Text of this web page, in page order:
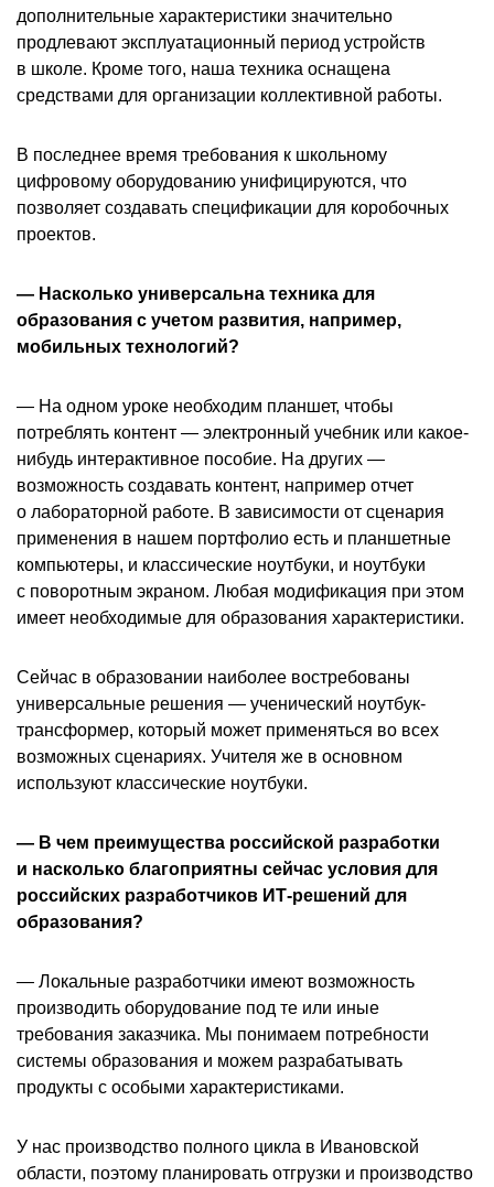
дополнительные характеристики значительно
продлевают эксплуатационный период устройств
в школе. Кроме того, наша техника оснащена
средствами для организации коллективной работы.
В последнее время требования к школьному
цифровому оборудованию унифицируются, что
позволяет создавать спецификации для коробочных
проектов.
— Насколько универсальна техника для
образования с учетом развития, например,
мобильных технологий?
— На одном уроке необходим планшет, чтобы
потреблять контент — электронный учебник или какое-
нибудь интерактивное пособие. На других —
возможность создавать контент, например отчет
о лабораторной работе. В зависимости от сценария
применения в нашем портфолио есть и планшетные
компьютеры, и классические ноутбуки, и ноутбуки
с поворотным экраном. Любая модификация при этом
имеет необходимые для образования характеристики.
Сейчас в образовании наиболее востребованы
универсальные решения — ученический ноутбук-
трансформер, который может применяться во всех
возможных сценариях. Учителя же в основном
используют классические ноутбуки.
— В чем преимущества российской разработки
и насколько благоприятны сейчас условия для
российских разработчиков ИТ-решений для
образования?
— Локальные разработчики имеют возможность
производить оборудование под те или иные
требования заказчика. Мы понимаем потребности
системы образования и можем разрабатывать
продукты с особыми характеристиками.
У нас производство полного цикла в Ивановской
области, поэтому планировать отгрузки и производство